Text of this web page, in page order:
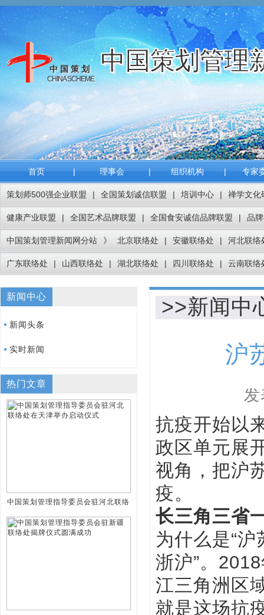
中国策划管理
中国策划
CHINA SCHEME
首页 | 理事会 | 组织机构 | 专家
策划师500强企业联盟 | 全国策划诚信联盟 | 培训中心 | 禅学文化
健康产业联盟 | 全国艺术品牌联盟 | 全国食安诚信品牌联盟 | 品
中国策划管理新闻网分站 》 北京联络处 | 安徽联络处 | 河北联络
广东联络处 | 山西联络处 | 湖北联络处 | 四川联络处 | 云南联络
新闻中心
新闻头条
实时新闻
热门文章
中国策划管理指导委员会驻河北联络
>>新闻中
沪
抗疫开始以
政区单元展
视角，把沪
疫。
长三角三省
为什么是“沪
浙沪”。
江三角洲区
就是这场抗